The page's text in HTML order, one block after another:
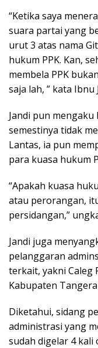
“Ketika saya
suara partai yang
urut 3 atas nama
hukum PPK. Kan,
membela PPK
saja lah, ” kata Ibnu
Jandi pun
semestinya tidak
Lantas, ia pun
para kuasa hukum
“Apakah kuasa
atau perorangan,
persidangan,”
Jandi juga
pelanggaran
terkait, yakni Caleg
Kabupaten
Diketahui, sidang
administrasi yang
sudah digelar 4 kali